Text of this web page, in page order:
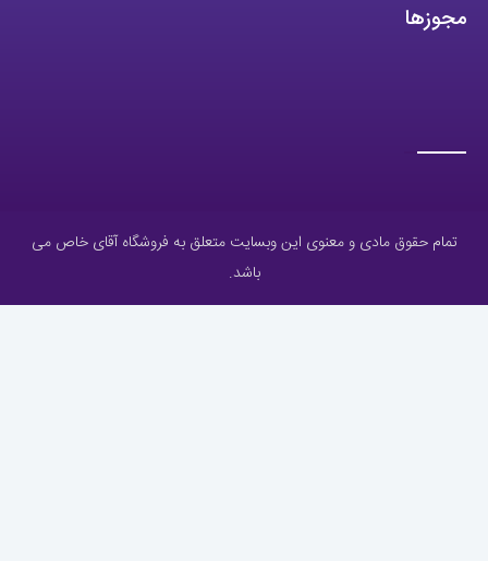
مجوزها
تمام حقوق مادی و معنوی این وبسایت متعلق به فروشگاه آقای خاص می
باشد.